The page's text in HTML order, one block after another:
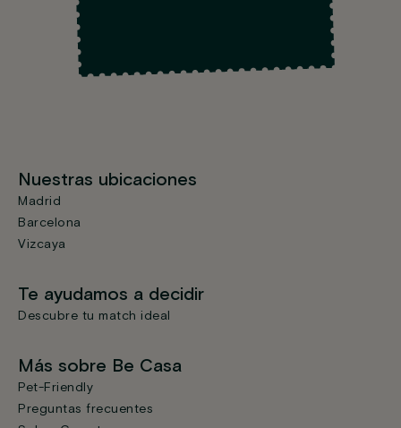
Nuestras ubicaciones
Madrid
Barcelona
Vizcaya
Te ayudamos a decidir
Descubre tu match ideal
Más sobre Be Casa
Pet-Friendly
Preguntas frecuentes